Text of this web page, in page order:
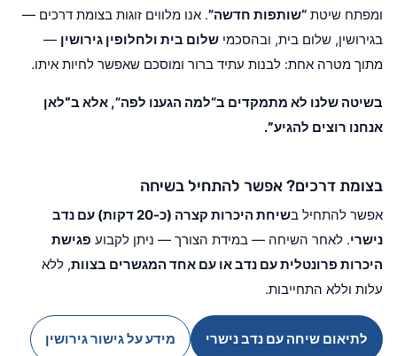
ומפתח שיטת “שותפות חדשה”. אנו מלווים זוגות בצומת דרכים —
בגירושין, שלום בית, ובהסכמי שלום בית ולחלופין גירושין —
מתוך מטרה אחת: לבנות עתיד ברור ומוסכם שאפשר לחיות איתו.
בשיטה שלנו לא מתמקדים ב“למה הגענו לפה”, אלא ב“לאן
אנחנו רוצים להגיע”.
בצומת דרכים? אפשר להתחיל בשיחה
אפשר להתחיל ב
שיחת היכרות קצרה (כ-20 דקות) עם נדב
נישרי. לאחר השיחה — במידת הצורך — ניתן לקבוע פגישת
היכרות פרונטלית עם נדב או עם אחד המגשרים בצוות, ללא
עלות וללא התחייבות.
לתיאום שיחה עם נדב נישרי מידע על גישור גירושין